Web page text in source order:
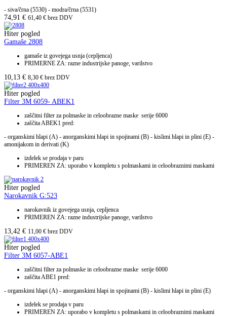
- siva/črna (5530) - modra/črna (5531)
74,91 € 61,40 € brez DDV
Hiter pogled
Gamaše 2808
gamaše iz govejega usnja (cepljenca)
PRIMERNE ZA: razne industrijske panoge, varilstvo
10,13 € 8,30 € brez DDV
Hiter pogled
Filter 3M 6059- ABEK1
zaščitni filter za polmaske in celoobrazne maske serije 6000
zaščita ABEK1 pred:
- organskimi hlapi (A) - anorganskimi hlapi in spojinami (B) - kislimi hlapi in plini (E) -
amonijakom in derivati (K)
izdelek se prodaja v paru
PRIMEREN ZA: uporabo v kompletu s polmaskami in celoobraznimi maskami
Hiter pogled
Narokavnik G:523
narokavnik iz govejega usnja, cepljenca
PRIMEREN ZA: razne industrijske panoge, varilstvo
13,42 € 11,00 € brez DDV
Hiter pogled
Filter 3M 6057-ABE1
zaščitni filter za polmaske in celoobrazne maske serije 6000
zaščita ABE1 pred:
- organskimi hlapi (A) - anorganskimi hlapi in spojinami (B) - kislimi hlapi in plini (E)
izdelek se prodaja v paru
PRIMEREN ZA: uporabo v kompletu s polmaskami in celoobraznimi maskami